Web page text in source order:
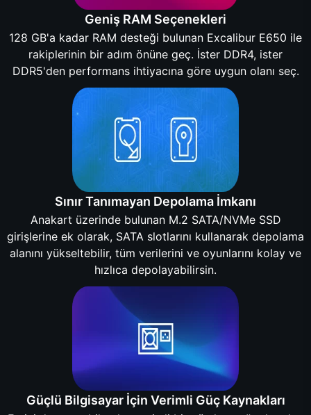
Geniş RAM Seçenekleri
128 GB'a kadar RAM desteği bulunan Excalibur E650 ile
rakiplerinin bir adım önüne geç. İster DDR4, ister
DDR5'den performans ihtiyacına göre uygun olanı seç.
Sınır Tanımayan Depolama İmkanı
Anakart üzerinde bulunan M.2 SATA/NVMe SSD
girişlerine ek olarak, SATA slotlarını kullanarak depolama
alanını yükseltebilir, tüm verilerini ve oyunlarını kolay ve
hızlıca depolayabilirsin.
Güçlü Bilgisayar İçin Verimli Güç Kaynakları